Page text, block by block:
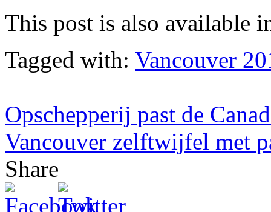
This post is also available
Tagged with: Vancouver
Opschepperij past de
Vancouver zelftwijfel met
Share